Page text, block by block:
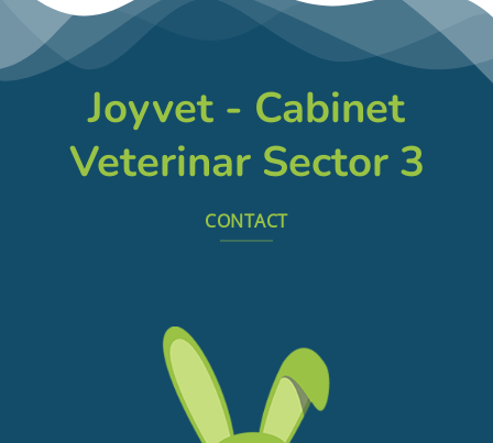
Joyvet - Cabinet
Veterinar Sector 3
CONTACT